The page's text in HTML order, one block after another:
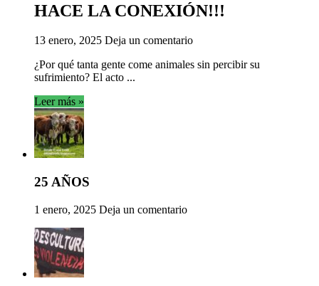
HACE LA CONEXIÓN!!!
13 enero, 2025 Deja un comentario
¿Por qué tanta gente come animales sin percibir su
sufrimiento? El acto ...
Leer más »
25 AÑOS
1 enero, 2025 Deja un comentario